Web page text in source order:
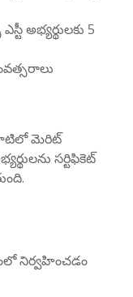
అభ్యర్థులకు 5
వాటిలో మెరిట్
సర్టిఫికెట్
నిర్వహించడం